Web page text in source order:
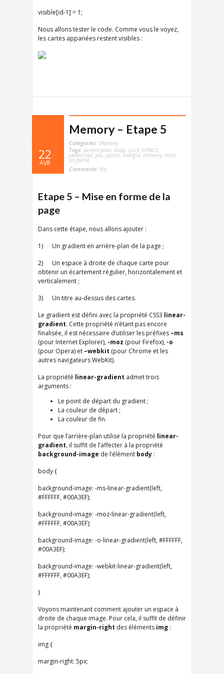
visible[id-1] = 1;
Nous allons tester le code. Comme vous le voyez,
les cartes appariées restent visibles :
22
AVR
Memory – Etape 5
Categories: Memory
Tags: arrière-plan, body, css3, HTML5,
javascript, jeu, jquery,margin, memory, mise
en forme
Comments: No
Etape 5 – Mise en forme de la
page
Dans cette étape, nous allons ajouter :
1) Un gradient en arrière-plan de la page ;
2) Un espace à droite de chaque carte pour
obtenir un écartement régulier, horizontalement et
verticalement ;
3) Un titre au-dessus des cartes.
Le gradient est défini avec la propriété CSS3 linear-
gradient. Cette propriété n’étant pas encore
finalisée, il est nécessaire d’utiliser les préfixes –ms
(pour Internet Explorer), -moz (pour Firefox), -o
(pour Opera) et –webkit (pour Chrome et les
autres navigateurs WebKit).
La propriété linear-gradient admet trois
arguments :
Le point de départ du gradient ;
La couleur de départ ;
La couleur de fin.
Pour que l’arrière-plan utilise la propriété linear-
gradient, il suffit de l’affecter à la propriété
background-image de l’élément body :
body {
background-image: -ms-linear-gradient(left,
#FFFFFF, #00A3EF);
background-image: -moz-linear-gradient(left,
#FFFFFF, #00A3EF);
background-image: -o-linear-gradient(left, #FFFFFF,
#00A3EF);
background-image: -webkit-linear-gradient(left,
#FFFFFF, #00A3EF);
}
Voyons maintenant comment ajouter un espace à
droite de chaque image. Pour cela, il suffit de définir
la propriété margin-right des éléments img :
img {
margin-right: 5px;